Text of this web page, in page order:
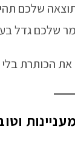
שלכם
שלכם גדל
את הכותרת